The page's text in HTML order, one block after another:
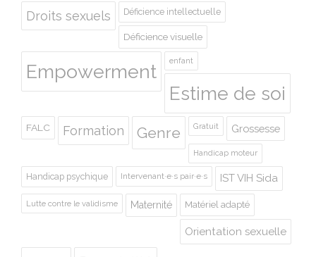
Droits sexuels Déficience intellectuelle
Déficience visuelle
Empowerment enfant
Estime de soi
FALC Formation Genre Gratuit Grossesse
Handicap moteur
Handicap psychique Intervenant·e·s pair·e·s IST VIH Sida
Lutte contre le validisme Maternité Matériel adapté
Orientation sexuelle